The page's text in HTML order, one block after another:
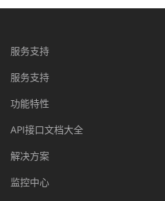
服务支持
服务支持
功能特性
API接口文档大全
解决方案
监控中心